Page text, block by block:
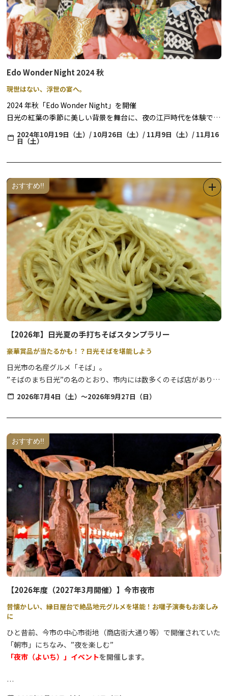
館内にはフリースペースの他、授乳室が利用いただけますので、こ
ちらもお気軽にお入りください。
Edo Wonder Night 2024 秋
現世はない、浮世の宴へ。
2024 年秋「Edo Wonder Night」を開催
日光の紅葉の季節に美しい背景を舞台に、夜の江戸時代を体験でき
るもので、今秋は4 回にわたり開催いたします。
妖艶にライトアップされた夜の江戸を舞台に、忍者や町人のアトラ
らに、江戸の料理やアルコールドリンクもご用意しています。昼と
は異なる雰囲気を見せる江戸情緒あふれる町並みを眺めながら、ま
るで江戸時代にタイムスリップしたかのような体験をお楽しみいた
だけます。
※内容は天候その他の理由により、予告なく変更となる場合がござ
います。予めご了承くださいませ。
2024年10月19日（土）/ 10月26日（土）/ 11月9日（土）/ 11月16
日（土）
おすすめ!!
【2026年】日光夏の手打ちそばスタンプラリー
豪華賞品が当たるかも！？日光そばを堪能しよう
日光市の名産グルメ「そば」。
”そばのまち日光”の名のとおり、市内には数多くのそば店があり、
１年を通して季節ごとの味をお楽しみいただけます。
そんな日光そばを堪能できるスタンプラリーが、今年も”夏”から開
催中です。
や、名店揃いの日光そばをこの機会に味わってみませんか？
【日光夏の手打ちそばスタンプラリー】
開催期間：2026年7月4日（土）～9月27日（日）
日光市内の参加店舗をめぐり、スタンプを集めて応募しよう！
参加店舗のスタンプを3つ集めると、宿泊代30,000円分といった豪
華賞品や日光特産品が当たる抽選に応募できます。期間中は何度で
も応募可能、全店舗制覇賞もあり！
※営業時間や休業日は店舗によって異なりますので、お出かけ前に
ご確認ください。
2026年7月4日（土）～2026年9月27日（日）
おすすめ!!
【2026年度（2027年3月開催）】今市夜市
昔懐かしい、縁日屋台で絶品地元グルメを堪能！お囃子演奏もお楽しみ
に
ひと昔前、今市の中心市街地（商店街大通り等）で開催されていた
「朝市」にちなみ、”夜を楽しむ”
「夜市（よいち）」イベントを開催します。
「尊徳先生（さん）」と呼ばれ今でも親しまれている今市が誇る偉